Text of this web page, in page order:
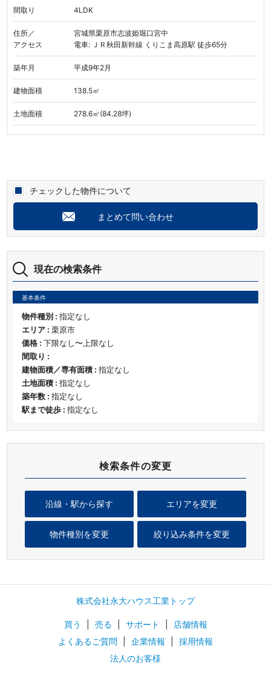
検索条件の変更
エリアを変更
沿線・駅から探す
物件種別を変更 絞り込み条件を変更
現在の検索条件
基本条件
物件種別 : 指定なし
エリア : 栗原市
価格 : 下限なし〜上限なし
間取り :
建物面積／専有面積 : 指定なし
土地面積 : 指定なし
築年数 : 指定なし
駅まで徒歩 : 指定なし
間取り 4LDK
住所／
アクセス
宮城県栗原市志波姫堀口宮中
電車: ＪＲ秋田新幹線 くりこま高原駅 徒歩65分
築年月 平成9年2月
建物面積 138.5㎡
土地面積 278.6㎡(84.28坪)
チェックした物件について
まとめて問い合わせ
株式会社永大ハウス工業トップ
買う 売る サポート
店舗情報
よくあるご質問
企業情報
採用情報
法人のお客様